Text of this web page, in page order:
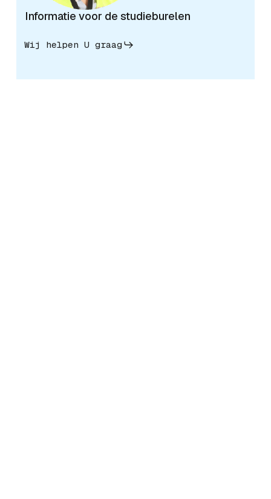
Informatie voor de studieburelen
Wij helpen U graag